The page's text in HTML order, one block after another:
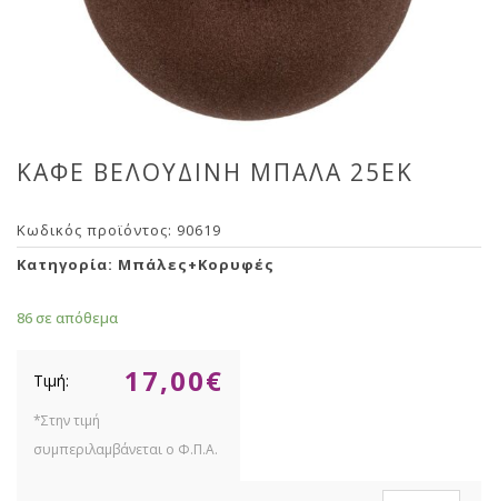
ΚΑΦΕ ΒΕΛΟΥΔΙΝΗ ΜΠΑΛΑ 25ΕΚ
Κωδικός προϊόντος: 90619
Κατηγορία: Μπάλες+Κορυφές
86 σε απόθεμα
17,00€